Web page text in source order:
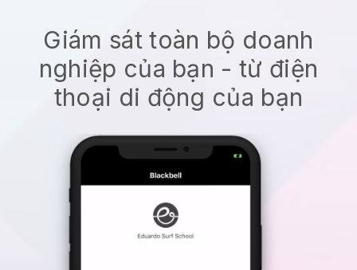
Giám sát toàn bộ doanh
nghiệp của bạn - từ điện
thoại di động của bạn